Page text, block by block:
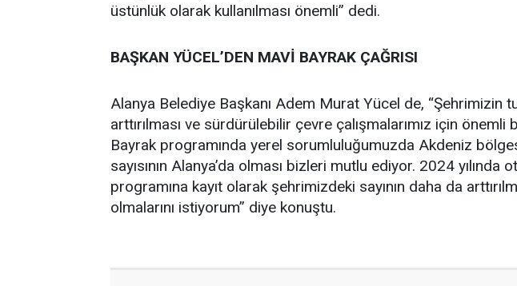
üstünlük olarak kullanılması önemli” dedi.
BAŞKAN YÜCEL’DEN MAVİ BAYRAK ÇAĞRISI
Alanya Belediye Başkanı Adem Murat Yücel de, “Şehrimizin
arttırılması ve sürdürülebilir çevre çalışmalarımız için
Bayrak programında yerel sorumluluğumuzda Akdeniz
sayısının Alanya’da olması bizleri mutlu ediyor. 2024
programına kayıt olarak şehrimizdeki sayının daha da
olmalarını istiyorum” diye konuştu.